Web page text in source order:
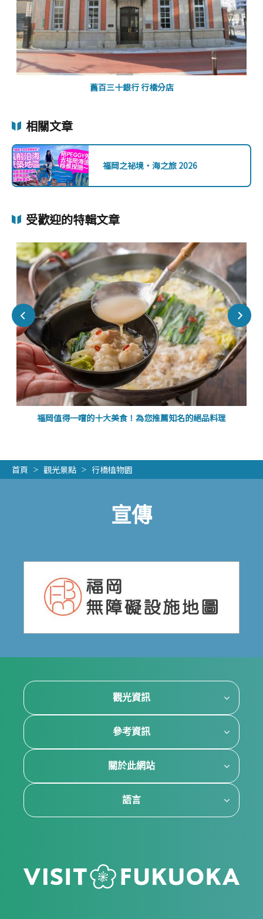
舊百三十銀行 行橋分店
相關文章
福岡之祕境・海之旅 2026
受歡迎的特輯文章
福岡值得一嚐的十大美食！為您推薦知名的絕品料理
首頁 觀光景點 行橋植物園
宣傳
觀光資訊
參考資訊
關於此網站
語言